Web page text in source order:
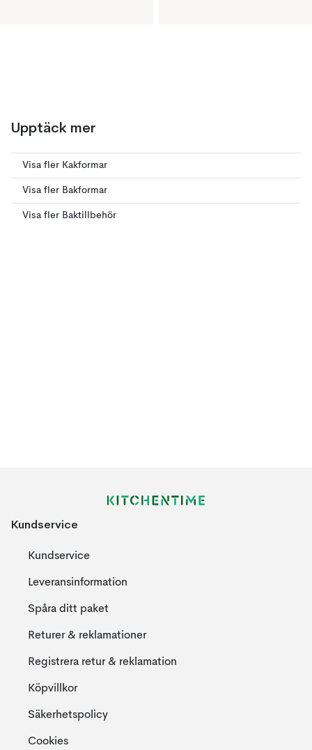
Upptäck mer
Visa fler Kakformar
Visa fler Bakformar
Visa fler Baktillbehör
Kundservice
Kundservice
Leveransinformation
Spåra ditt paket
Returer & reklamationer
Registrera retur & reklamation
Köpvillkor
Säkerhetspolicy
Cookies